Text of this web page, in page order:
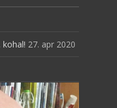
kohal! 27. apr 2020